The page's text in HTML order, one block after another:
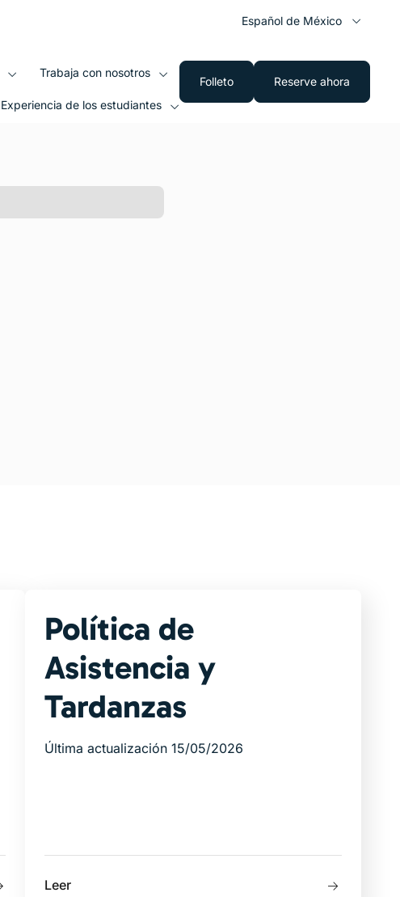
Español de México
Trabaja con nosotros
Experiencia de los estudiantes
Folleto Reserve ahora
Política de
Asistencia y
Tardanzas
Última actualización 15/05/2026
Leer